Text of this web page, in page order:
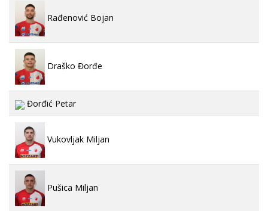
Rađenović Bojan
Draško Đorđe
Đorđić Petar
Vukovljak Miljan
Pušica Miljan